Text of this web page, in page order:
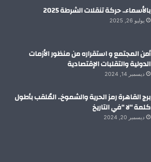
بالأسماء.. حركة تنقلات الشرطة 2025
يوليو 26, 2025
أمن المجتمع و استقراره من منظور الأزمات
الدولية والتقلبات الإقتصادية
ديسمبر 14, 2024
برج القاهرة رمز الحرية والشموخ.. المُلقب بأطول
كلمة “لا “في التاريخ
ديسمبر 20, 2024